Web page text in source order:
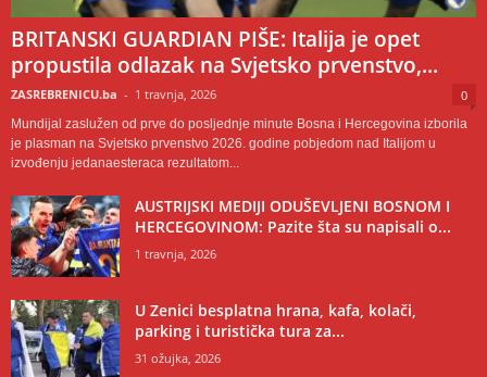
BRITANSKI GUARDIAN PIŠE: Italija je opet
propustila odlazak na Svjetsko prvenstvo,...
ZASREBRENICU.ba - 1 travnja, 2026 0
Mundijal zaslužen od prve do posljednje minute Bosna i Hercegovina izborila
je plasman na Svjetsko prvenstvo 2026. godine pobjedom nad Italijom u
izvođenju jedanaesteraca rezultatom...
AUSTRIJSKI MEDIJI ODUŠEVLJENI BOSNOM I
HERCEGOVINOM: Pazite šta su napisali o...
1 travnja, 2026
U Zenici besplatna hrana, kafa, kolači,
parking i turistička tura za...
31 ožujka, 2026